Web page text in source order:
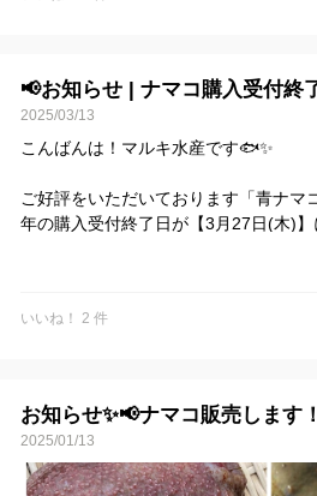
これまで気になっていた方も、リピー
この季節だけの味わいを、ぜひお見逃し
夏のはじまりを告げる「刺し網漁」
旬を迎える“サワラ”のご案内も、どう
🌊この機会にぜひ、最後の春の味覚を
📢お知らせ | ナマコ購入受付終
2025/03/13
こんばんは！マルキ水産です🐟✨
ご好評をいただいております「青ナマ
年の購入受付終了日が【3月27日(木)】
マルキ水産のナマコを食べれるのは
ナマコ食べ納めしたい方、初めて食べ
勧めです🙆🏻‍♂️🙆🏻‍♀️
販売サイトの注意書きをご確認の上、
す✨
いいね！ 2 件
お知らせ✨📢ナマコ販売します！
2025/01/13